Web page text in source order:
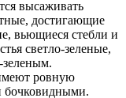
высаживать
достигающие
вьющиеся стебли и
светло-зеленые,
зеленым.
ровную
бочковидными.